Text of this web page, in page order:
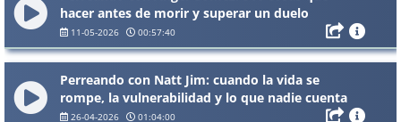
hacer antes de morir y superar un duelo
11-05-2026 00:57:40
Perreando con Natt Jim: cuando la vida se
rompe, la vulnerabilidad y lo que nadie cuenta
del cáncer
26-04-2026 01:04:00